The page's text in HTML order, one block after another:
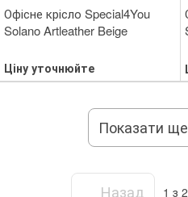
Офісне крісло Special4You
Solano Artleather Beige
Ціну уточнюйте
Показати
Назад 1 з 2